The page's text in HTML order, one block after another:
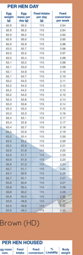
(HD)